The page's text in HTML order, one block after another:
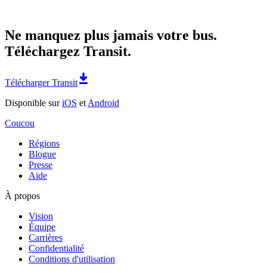
Ne manquez plus jamais votre bus.
Téléchargez Transit.
Télécharger Transit
Disponible suriOS et Android
Coucou
Régions
Blogue
Presse
Aide
À propos
Vision
Équipe
Carrières
Confidentialité
Conditions d'utilisation